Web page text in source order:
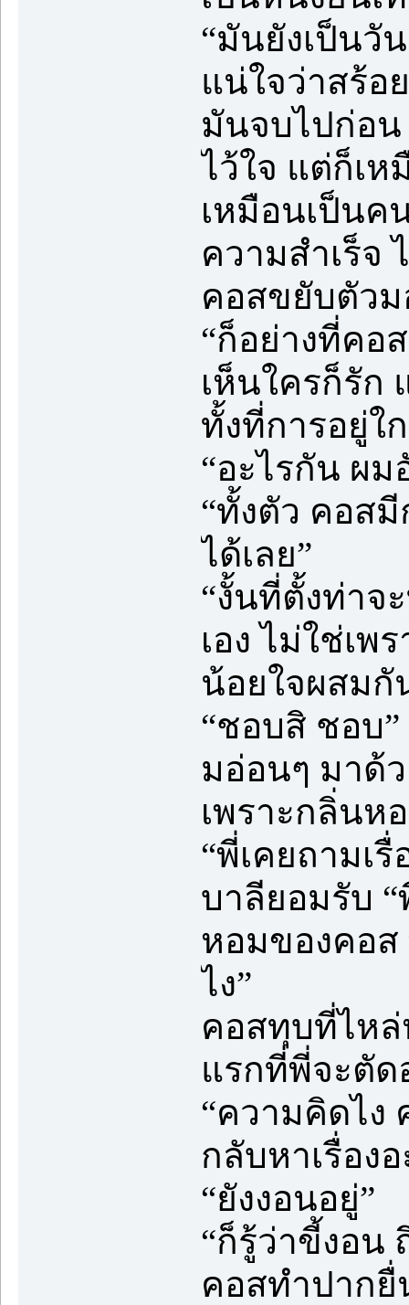
“มันยังเป็นวั
แน่ใจว่าสร้อ
มันจบไปก่อน
ไว้ใจ แต่ก็เห
เหมือนเป็นค
ความสำเร็จ
คอสขยับตัวม
“ก็อย่างที่คอ
เห็นใครก็รัก
ทั้งที่การอยู่ใ
“อะไรกัน ผ
“ทั้งตัว คอส
ได้เลย”
“งั้นที่ตั้งท่าจ
เอง ไม่ใช่เ
น้อยใจผสม
“ชอบสิ ชอบ
มอ่อนๆ มาด้
เพราะกลิ่นห
“พี่เคยถามเ
บาลียอมรับ
หอมของคอส
ไง”
คอสทุบที่ไหล่
แรกที่พี่จะตัด
“ความคิดไง
กลับหาเรื่อง
“ยังงอนอยู่”
“ก็รู้ว่าขี้งอน
คอสทำปากยื่